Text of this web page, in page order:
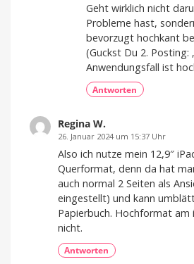
Geht wirklich nicht
Probleme hast,
bevorzugt hochkant
(Guckst Du 2. Posting:
Anwendungsfall ist
Antworten
Regina W.
26. Januar 2024 um 15:37 Uhr
Also ich nutze mein 12,9″
Querformat, denn da hat
auch normal 2 Seiten als
eingestellt) und kann
Papierbuch. Hochformat
nicht.
Antworten